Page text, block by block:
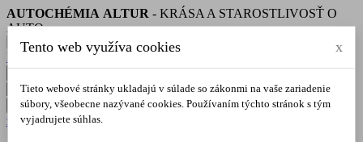
AUTOCHÉMIA ALTUR - KRÁSA A STAROSTLIVOSŤ O
AUTO
NAJPREDÁVANEJŠIE
Hľadať
zatvoriť
Tento web využíva cookies x
Tieto webové stránky ukladajú v súlade so zákonmi na vaše zariadenie
súbory, všeobecne nazývané cookies. Používaním týchto stránok s tým
vyjadrujete súhlas.